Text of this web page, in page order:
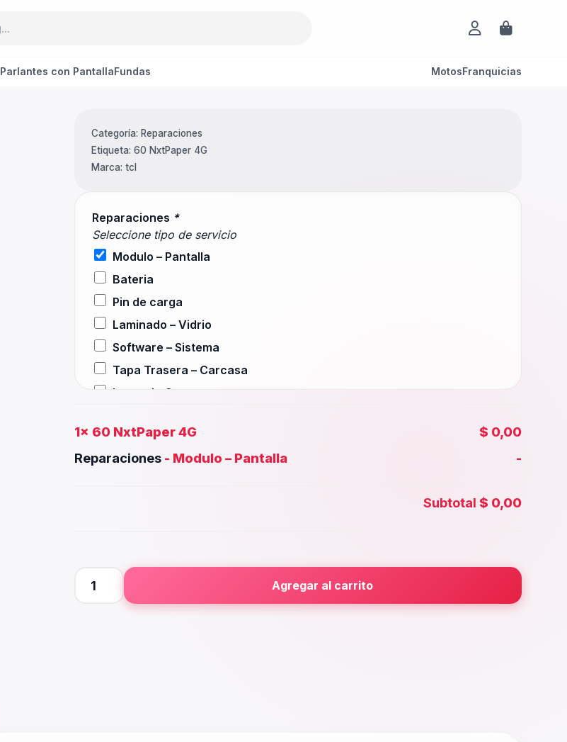
Parlantes con PantallaFundas MotosFranquicias
Reparaciones *
Seleccione tipo de servicio
Modulo – Pantalla
Bateria
Pin de carga
Laminado – Vidrio
Software – Sistema
Tapa Trasera – Carcasa
Lente de Camara
Wifi – Señal – Antena
Camara Trasera
Placa Principal
1x 60 NxtPaper 4G
$ 0,00
Reparaciones- Modulo – Pantalla -
Subtotal $ 0,00
NxtPaper
Agregar al carrito
Categoría: Reparaciones
Etiqueta: 60 NxtPaper 4G
Marca: tcl